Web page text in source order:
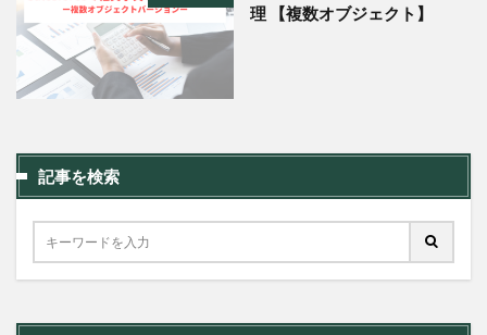
理 【複数オブジェクト】
記事を検索